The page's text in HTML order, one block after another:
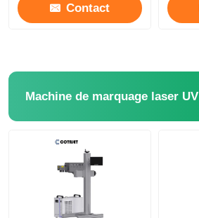
Contact
Machine de marquage laser UV